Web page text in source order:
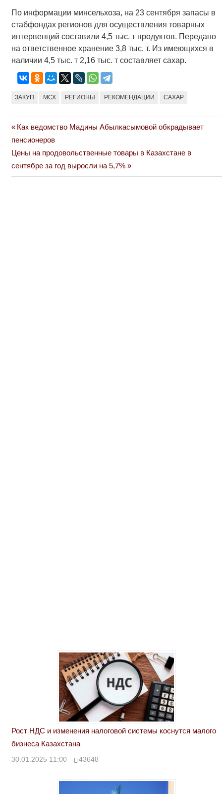
По информации минсельхоза, на 23 сентября запасы в
стабфондах регионов для осуществления товарных
интервенций составили 4,5 тыс. т продуктов. Передано
на ответственное хранение 3,8 тыс. т. Из имеющихся в
наличии 4,5 тыс. т 2,16 тыс. т составляет сахар.
ЗАКУП МСХ РЕГИОНЫ РЕКОМЕНДАЦИИ САХАР
Навигация
по
записям
Previous
Post:
Как ведомство Мадины Абылкасымовой обкрадывает
пенсионеров
Next
Post:
Цены на продовольственные товары в Казахстане в
сентябре за год выросли на 5,7%
Рост НДС и изменения налоговой системы коснутся малого
бизнеса Казахстана
30.01.2025 11:00 43648